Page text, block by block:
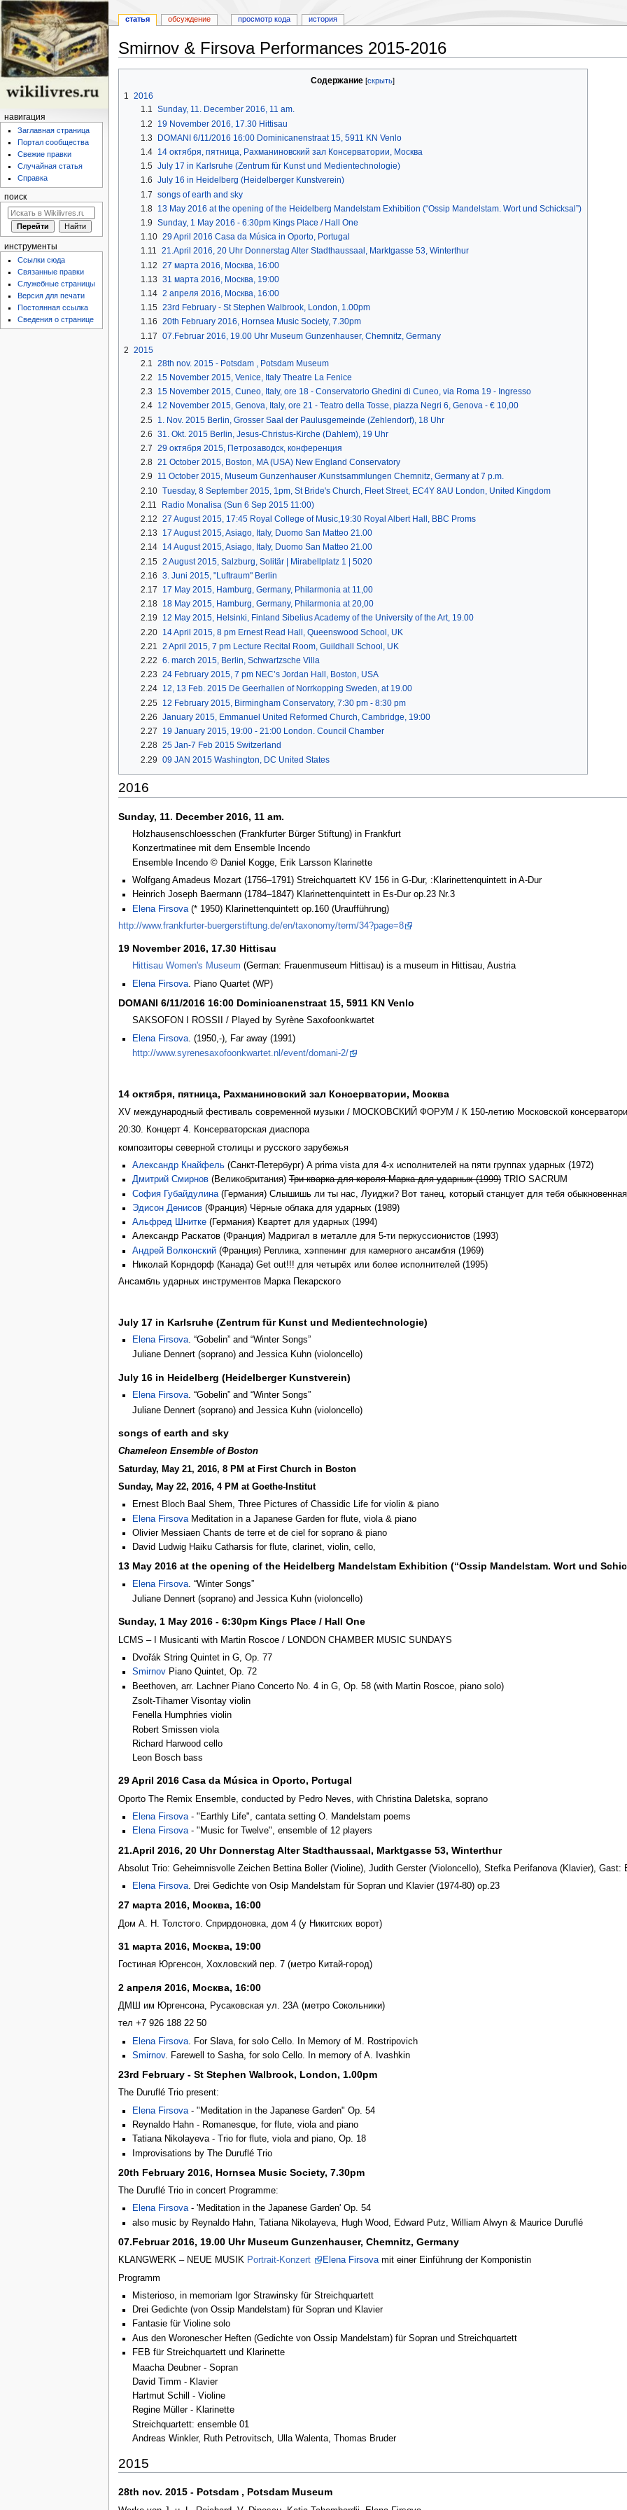
Smirnov & Firsova Performances 2015-2016
навигации
поиску
Содержание
1 2016
1.1 Sunday, 11. December 2016, 11 am.
1.2
19 November 2016, 17.30 Hittisau
1.3
DOMANI 6/11/2016 16:00 Dominicanenstraat 15, 5911 KN Venlo
1.4 14 октября, пятница, Рахманиновский зал Консерватории, Москва
1.5 July 17 in Karlsruhe (Zentrum für Kunst und Medientechnologie)
1.6 July 16 in Heidelberg (Heidelberger Kunstverein)
1.7 songs of earth and sky
1.8 13 May 2016 at the opening of the Heidelberg Mandelstam Exhibition (“Ossip Mandelstam. Wort und Schicksal”)
1.9 Sunday, 1 May 2016 - 6:30pm Kings Place / Hall One
1.10 29 April 2016 Casa da Música in Oporto, Portugal
1.11 21.April 2016, 20 Uhr Donnerstag Alter Stadthaussaal, Marktgasse 53, Winterthur
1.12 27 марта 2016, Москва, 16:00
1.13 31 марта 2016, Москва, 19:00
1.14 2 апреля 2016, Москва, 16:00
1.15 23rd February - St Stephen Walbrook, London, 1.00pm
1.16 20th February 2016, Hornsea Music Society, 7.30pm
1.17 07.Februar 2016, 19.00 Uhr Museum Gunzenhauser, Chemnitz, Germany
2 2015
2.1 28th nov. 2015 - Potsdam , Potsdam Museum
2.2
15 November 2015, Venice, Italy Theatre La Fenice
2.3
15 November 2015, Cuneo, Italy, ore 18 - Conservatorio Ghedini di Cuneo, via Roma 19 - Ingresso
2.4 12 November 2015, Genova, Italy, ore 21 - Teatro della Tosse, piazza Negri 6, Genova - € 10,00
2.5 1. Nov. 2015 Berlin, Grosser Saal der Paulusgemeinde (Zehlendorf), 18 Uhr
2.6 31. Okt. 2015 Berlin, Jesus-Christus-Kirche (Dahlem), 19 Uhr
2.7 29 октября 2015, Петрозаводск, конференция
2.8 21 October 2015, Boston, MA (USA) New England Conservatory
2.9
11 October 2015, Museum Gunzenhauser /Kunstsammlungen Chemnitz, Germany at 7 p.m.
2.10 Tuesday, 8 September 2015, 1pm, St Bride's Church, Fleet Street, EC4Y 8AU London, United Kingdom
2.11
Radio Monalisa (Sun 6 Sep 2015 11:00)
2.12 27 August 2015, 17:45 Royal College of Music,19:30 Royal Albert Hall, BBC Proms
2.13
17 August 2015, Asiago, Italy, Duomo San Matteo 21.00
2.14 14 August 2015, Asiago, Italy, Duomo San Matteo 21.00
2.15 2 August 2015, Salzburg, Solitär | Mirabellplatz 1 | 5020
2.16 3. Juni 2015, "Luftraum" Berlin
2.17
17 May 2015, Hamburg, Germany, Philarmonia at 11,00
2.18 18 May 2015, Hamburg, Germany, Philarmonia at 20,00
2.19
12 May 2015, Helsinki, Finland Sibelius Academy of the University of the Art, 19.00
2.20 14 April 2015, 8 pm Ernest Read Hall, Queenswood School, UK
2.21 2 April 2015, 7 pm Lecture Recital Room, Guildhall School, UK
2.22 6. march 2015, Berlin, Schwartzsche Villa
2.23 24 February 2015, 7 pm NEC’s Jordan Hall, Boston, USA
2.24 12, 13 Feb. 2015 De Geerhallen of Norrkopping Sweden, at 19.00
2.25 12 February 2015, Birmingham Conservatory, 7:30 pm - 8:30 pm
2.26 January 2015, Emmanuel United Reformed Church, Cambridge, 19:00
2.27
19 January 2015, 19:00 - 21:00 London. Council Chamber
2.28 25 Jan-7 Feb 2015 Switzerland
2.29 09 JAN 2015 Washington, DC United States
2016
Sunday, 11. December 2016, 11 am.
Holzhausenschloesschen (Frankfurter Bürger Stiftung) in Frankfurt
Konzertmatinee mit dem Ensemble Incendo
Ensemble Incendo © Daniel Kogge, Erik Larsson Klarinette
Wolfgang Amadeus Mozart (1756–1791) Streichquartett KV 156 in G-Dur, :Klarinettenquintett in A-Dur
Heinrich Joseph Baermann (1784–1847) Klarinettenquintett in Es-Dur op.23 Nr.3
Elena Firsova(* 1950) Klarinettenquintett op.160 (Uraufführung)
http://www.frankfurter-buergerstiftung.de/en/taxonomy/term/34?page=8
19 November 2016, 17.30 Hittisau
Hittisau Women's Museum (German: Frauenmuseum Hittisau) is a museum in Hittisau, Austria
Elena Firsova. Piano Quartet (WP)
DOMANI 6/11/2016 16:00 Dominicanenstraat 15, 5911 KN Venlo
SAKSOFON I ROSSII / Played by Syrène Saxofoonkwartet
Elena Firsova. (1950,-), Far away (1991)
http://www.syrenesaxofoonkwartet.nl/event/domani-2/
14 октября, пятница, Рахманиновский зал Консерватории, Москва
XV международный фестиваль современной музыки / МОСКОВСКИЙ ФОРУМ / К 150-летию Московской
20:30. Концерт 4. Консерваторская диаспора
композиторы северной столицы и русского зарубежья
Александр Кнайфель(Санкт-Петербург) A prima vista для 4-х исполнителей на пяти группах ударных (1972)
Дмитрий Смирнов(Великобритания) Три кварка для короля Марка для ударных (1999)TRIO SACRUM
София Губайдулина(Германия) Слышишь ли ты нас, Луиджи? Вот танец, который станцует для тебя
Эдисон Денисов(Франция) Чёрные облака для ударных (1989)
Альфред Шнитке(Германия) Квартет для ударных (1994)
Александр Раскатов (Франция) Мадригал в металле для 5-ти перкуссионистов (1993)
Андрей Волконский(Франция) Реплика, хэппенинг для камерного ансамбля (1969)
Николай Корндорф (Канада) Get out!!! для четырёх или более исполнителей (1995)
Ансамбль ударных инструментов Марка Пекарского
July 17 in Karlsruhe (Zentrum für Kunst und Medientechnologie)
Elena Firsova. “Gobelin” and “Winter Songs”
Juliane Dennert (soprano) and Jessica Kuhn (violoncello)
July 16 in Heidelberg (Heidelberger Kunstverein)
Elena Firsova. “Gobelin” and “Winter Songs”
Juliane Dennert (soprano) and Jessica Kuhn (violoncello)
songs of earth and sky
Chameleon Ensemble of Boston
Saturday, May 21, 2016, 8 PM at First Church in Boston
Sunday, May 22, 2016, 4 PM at Goethe-Institut
Ernest Bloch Baal Shem, Three Pictures of Chassidic Life for violin & piano
Elena FirsovaMeditation in a Japanese Garden for flute, viola & piano
Olivier Messiaen Chants de terre et de ciel for soprano & piano
David Ludwig Haiku Catharsis for flute, clarinet, violin, cello,
13 May 2016 at the opening of the Heidelberg Mandelstam Exhibition (“Ossip Mandelstam. Wort und
Elena Firsova. “Winter Songs”
Juliane Dennert (soprano) and Jessica Kuhn (violoncello)
Sunday, 1 May 2016 - 6:30pm Kings Place / Hall One
LCMS – I Musicanti with Martin Roscoe / LONDON CHAMBER MUSIC SUNDAYS
Dvořák String Quintet in G, Op. 77
SmirnovPiano Quintet, Op. 72
Beethoven, arr. Lachner Piano Concerto No. 4 in G, Op. 58 (with Martin Roscoe, piano solo)
Zsolt-Tihamer Visontay violin
Fenella Humphries violin
Robert Smissen viola
Richard Harwood cello
Leon Bosch bass
29 April 2016 Casa da Música in Oporto, Portugal
Oporto The Remix Ensemble, conducted by Pedro Neves, with Christina Daletska, soprano
Elena Firsova- "Earthly Life", cantata setting O. Mandelstam poems
Elena Firsova- "Music for Twelve", ensemble of 12 players
21.April 2016, 20 Uhr Donnerstag Alter Stadthaussaal, Marktgasse 53, Winterthur
Absolut Trio: Geheimnisvolle Zeichen Bettina Boller (Violine), Judith Gerster (Violoncello), Stefka Perifanova (Klavier), Gast:
Elena Firsova. Drei Gedichte von Osip Mandelstam für Sopran und Klavier (1974-80) op.23
27 марта 2016, Москва, 16:00
Дом А. Н. Толстого. Сприрдоновка, дом 4 (у Никитских ворот)
31 марта 2016, Москва, 19:00
Гостиная Юргенсон, Хохловский пер. 7 (метро Китай-город)
2 апреля 2016, Москва, 16:00
ДМШ им Юргенсона, Русаковская ул. 23А (метро Сокольники)
тел +7 926 188 22 50
Elena Firsova. For Slava, for solo Cello. In Memory of M. Rostripovich
Smirnov. Farewell to Sasha, for solo Cello. In memory of A. Ivashkin
23rd February - St Stephen Walbrook, London, 1.00pm
The Duruflé Trio present:
Elena Firsova- "Meditation in the Japanese Garden" Op. 54
Reynaldo Hahn - Romanesque, for flute, viola and piano
Tatiana Nikolayeva - Trio for flute, viola and piano, Op. 18
Improvisations by The Duruflé Trio
20th February 2016, Hornsea Music Society, 7.30pm
The Duruflé Trio in concert Programme:
Elena Firsova- 'Meditation in the Japanese Garden' Op. 54
also music by Reynaldo Hahn, Tatiana Nikolayeva, Hugh Wood, Edward Putz, William Alwyn & Maurice Duruflé
07.Februar 2016, 19.00 Uhr Museum Gunzenhauser, Chemnitz, Germany
KLANGWERK – NEUE MUSIK Portrait-Konzert Elena Firsovamit einer Einführung der Komponistin
Programm
Misterioso, in memoriam Igor Strawinsky für Streichquartett
Drei Gedichte (von Ossip Mandelstam) für Sopran und Klavier
Fantasie für Violine solo
Aus den Woronescher Heften (Gedichte von Ossip Mandelstam) für Sopran und Streichquartett
FEB für Streichquartett und Klarinette
Maacha Deubner - Sopran
David Timm - Klavier
Hartmut Schill - Violine
Regine Müller - Klarinette
Streichquartett: ensemble 01
Andreas Winkler, Ruth Petrovitsch, Ulla Walenta, Thomas Bruder
2015
28th nov. 2015 - Potsdam , Potsdam Museum
статья обсуждение просмотр кода история
навигация
Заглавная страница
Портал сообщества
Свежие правки
Случайная статья
Справка
поиск
инструменты
Ссылки сюда
Связанные правки
Служебные страницы
Версия для печати
Постоянная ссылка
Сведения о странице